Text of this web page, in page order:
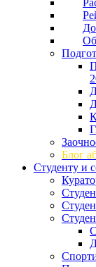
Блог
Студенту и